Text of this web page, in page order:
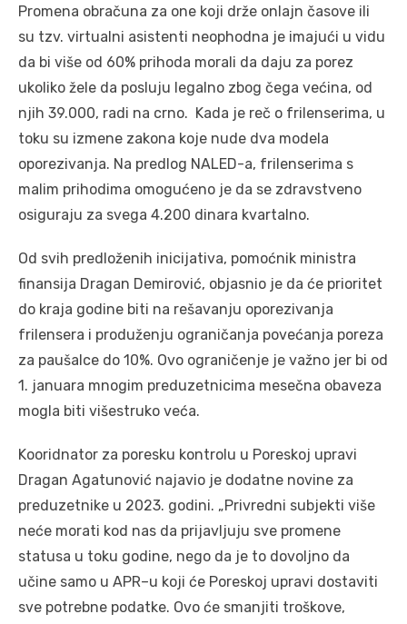
Promena obračuna za one koji drže onlajn časove ili
su tzv. virtualni asistenti neophodna je imajući u vidu
da bi više od 60% prihoda morali da daju za porez
ukoliko žele da posluju legalno zbog čega većina, od
njih 39.000, radi na crno. Kada je reč o frilenserima, u
toku su izmene zakona koje nude dva modela
oporezivanja. Na predlog NALED-a, frilenserima s
malim prihodima omogućeno je da se zdravstveno
osiguraju za svega 4.200 dinara kvartalno.
Od svih predloženih inicijativa, pomoćnik ministra
finansija Dragan Demirović, objasnio je da će prioritet
do kraja godine biti na rešavanju oporezivanja
frilensera i produženju ograničanja povećanja poreza
za paušalce do 10%. Ovo ograničenje je važno jer bi od
1. januara mnogim preduzetnicima mesečna obaveza
mogla biti višestruko veća.
Kooridnator za poresku kontrolu u Poreskoj upravi
Dragan Agatunović najavio je dodatne novine za
preduzetnike u 2023. godini. „Privredni subjekti više
neće morati kod nas da prijavljuju sve promene
statusa u toku godine, nego da je to dovoljno da
učine samo u APR–u koji će Poreskoj upravi dostaviti
sve potrebne podatke. Ovo će smanjiti troškove,